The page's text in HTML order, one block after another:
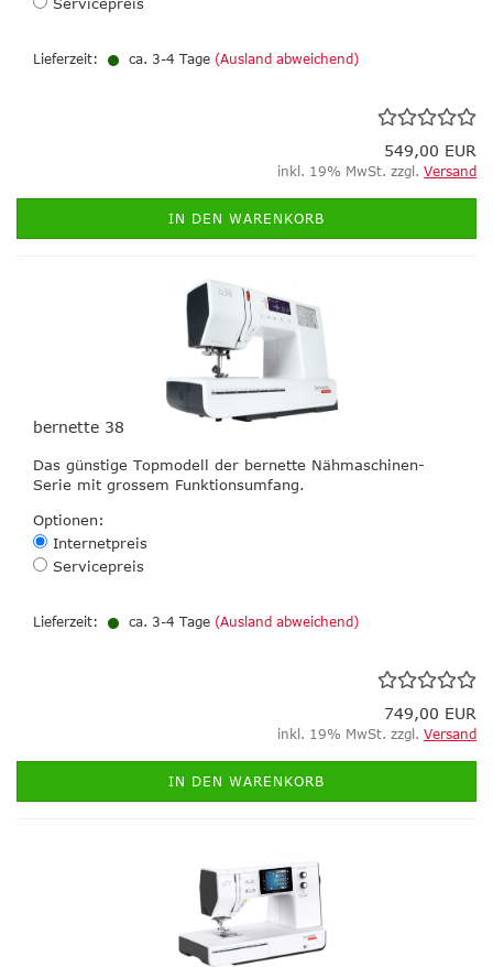
Lieferzeit: ca. 3-4 Tage (Ausland abweichend)
549,00 EUR
inkl. 19% MwSt. zzgl. Versand
IN DEN WARENKORB
bernette 38
Das günstige Topmodell der bernette Nähmaschinen-
Serie mit grossem Funktionsumfang.
Optionen:
Internetpreis
Servicepreis
Lieferzeit: ca. 3-4 Tage (Ausland abweichend)
749,00 EUR
inkl. 19% MwSt. zzgl. Versand
IN DEN WARENKORB